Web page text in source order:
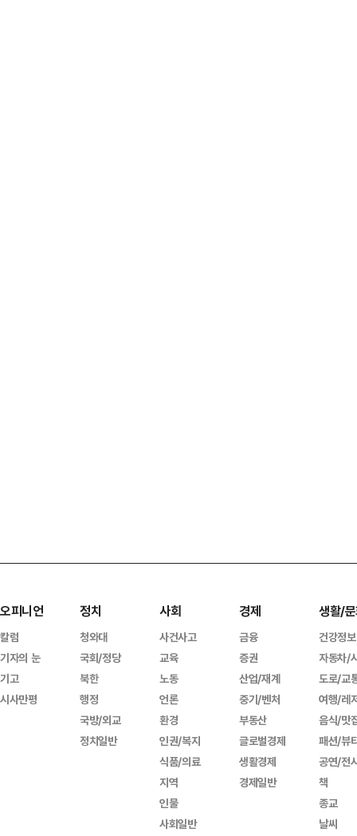
오피니언
칼럼
기자의 눈
기고
시사만평
정치
청와대
국회/정당
북한
행정
국방/외교
정치일반
사회
사건사고
교육
노동
언론
환경
인권/복지
식품/의료
지역
인물
사회일반
경제
금융
증권
산업/재계
중기/벤처
부동산
글로벌경제
생활경제
경제일반
생활/
건강정보
자동차/
도로/교
여행/레
음식/맛
패션/뷰
공연/전
책
종교
날씨